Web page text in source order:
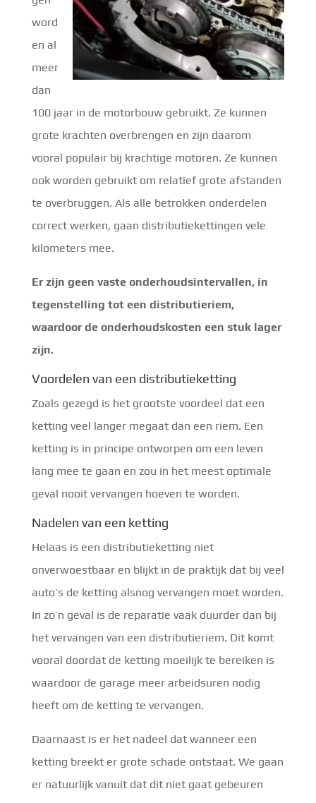
word
en al
meer
dan
100 jaar in de motorbouw gebruikt. Ze kunnen
grote krachten overbrengen en zijn daarom
vooral populair bij krachtige motoren. Ze kunnen
ook worden gebruikt om relatief grote afstanden
te overbruggen. Als alle betrokken onderdelen
correct werken, gaan distributiekettingen vele
kilometers mee.
Er zijn geen vaste onderhoudsintervallen, in
tegenstelling tot een distributieriem,
waardoor de onderhoudskosten een stuk lager
zijn.
Voordelen van een distributieketting
Zoals gezegd is het grootste voordeel dat een
ketting veel langer megaat dan een riem. Een
ketting is in principe ontworpen om een leven
lang mee te gaan en zou in het meest optimale
geval nooit vervangen hoeven te worden.
Nadelen van een ketting
Helaas is een distributieketting niet
onverwoestbaar en blijkt in de praktijk dat bij veel
auto’s de ketting alsnog vervangen moet worden.
In zo’n geval is de reparatie vaak duurder dan bij
het vervangen van een distributieriem. Dit komt
vooral doordat de ketting moeilijk te bereiken is
waardoor de garage meer arbeidsuren nodig
heeft om de ketting te vervangen.
Daarnaast is er het nadeel dat wanneer een
ketting breekt er grote schade ontstaat. We gaan
er natuurlijk vanuit dat dit niet gaat gebeuren